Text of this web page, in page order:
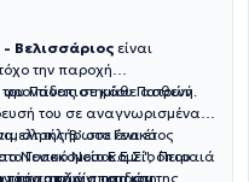
Βελισσάριος είναι
την παροχή
φροντίδας σε κάθε ασθενή.
του Πανεπιστημίου Πατρών
του σε αναγνωρισμένα
ολοκλήρωσε ένα έτος
Γενικό Νοσοκομείο Πειραιά
εμπειρία, και στη
Β’ στο Γενικό
Νοσοκομείο Ε.Ε.Σ.", όπου
τόσο απλών, οσο και
σπουδών της